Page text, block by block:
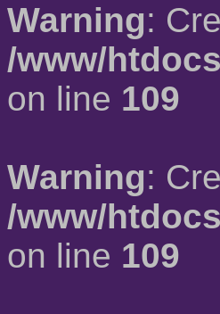
Warning:
/www/
on line 109
Warning:
/www/
on line 109